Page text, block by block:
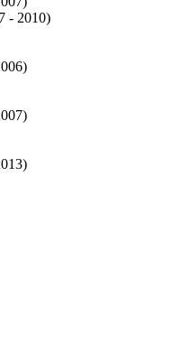
- 2010)